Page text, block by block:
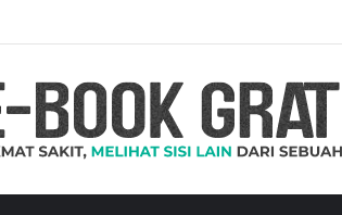
Keimanan – Hadits Ke-13 Arbain Nawawi